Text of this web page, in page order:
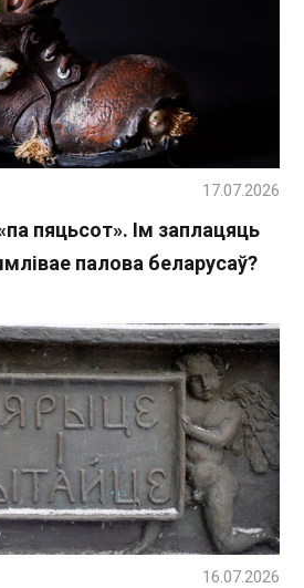
пяцьсот». Ім заплацяць
палова беларусаў?
17.07.2026
16.07.2026